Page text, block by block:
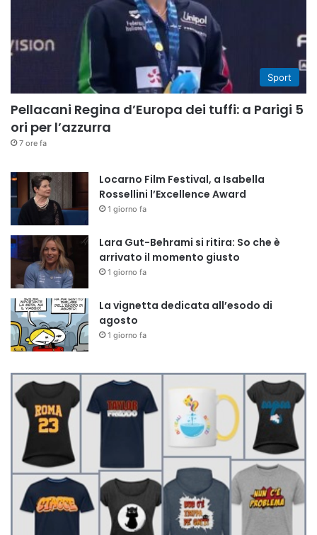
Sport
Pellacani Regina d’Europa dei tuffi: a Parigi 5
ori per l’azzurra
7 ore fa
Locarno Film Festival, a Isabella
Rossellini l’Excellence Award
1 giorno fa
Lara Gut-Behrami si ritira: So che è
arrivato il momento giusto
1 giorno fa
La vignetta dedicata all’esodo di
agosto
1 giorno fa